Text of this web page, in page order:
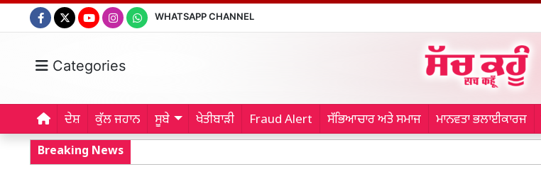
WHATSAPP CHANNEL
Categories
ਦੇਸ਼ ਕੁੱਲ ਜਹਾਨ ਸੂਬੇ ਖੇਤੀਬਾੜੀ Fraud Alert ਸੱਭਿਆਚਾਰ ਅਤੇ ਸਮਾਜ ਮਾਨਵਤਾ ਭਲਾਈਕਾਰਜ
Breaking News